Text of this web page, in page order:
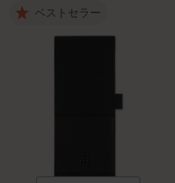
ベストセラー